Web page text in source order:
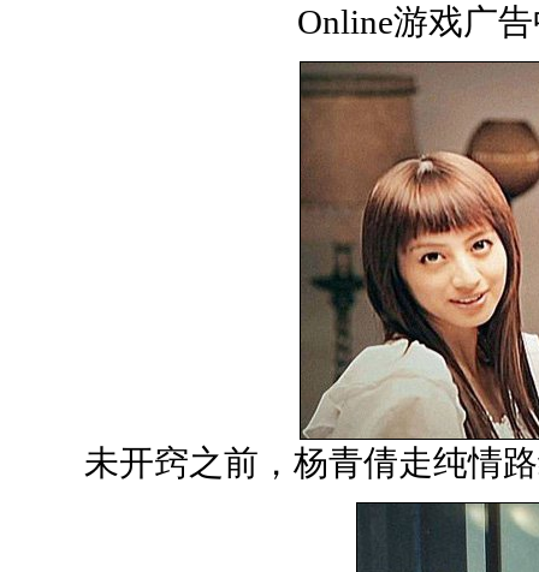
Online游戏广
未开窍之前，杨青倩走纯情